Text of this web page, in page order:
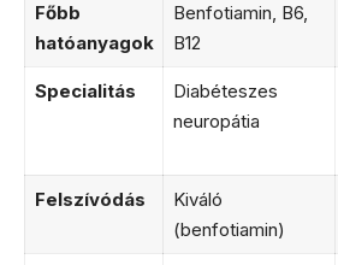
Főbb
hatóanyagok
Benfotiamin, B6,
B12
Specialitás
Diabéteszes
neuropátia
Felszívódás
Kiváló
(benfotiamin)